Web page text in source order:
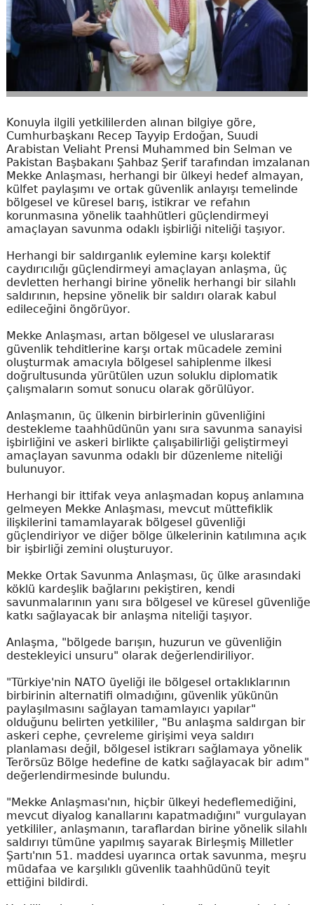
Konuyla ilgili yetkililerden alınan bilgiye göre,
Cumhurbaşkanı Recep Tayyip Erdoğan, Suudi
Arabistan Veliaht Prensi Muhammed bin Selman ve
Pakistan Başbakanı Şahbaz Şerif tarafından imzalanan
Mekke Anlaşması, herhangi bir ülkeyi hedef almayan,
külfet paylaşımı ve ortak güvenlik anlayışı temelinde
bölgesel ve küresel barış, istikrar ve refahın
korunmasına yönelik taahhütleri güçlendirmeyi
amaçlayan savunma odaklı işbirliği niteliği taşıyor.
Herhangi bir saldırganlık eylemine karşı kolektif
caydırıcılığı güçlendirmeyi amaçlayan anlaşma, üç
devletten herhangi birine yönelik herhangi bir silahlı
saldırının, hepsine yönelik bir saldırı olarak kabul
edileceğini öngörüyor.
Mekke Anlaşması, artan bölgesel ve uluslararası
güvenlik tehditlerine karşı ortak mücadele zemini
oluşturmak amacıyla bölgesel sahiplenme ilkesi
doğrultusunda yürütülen uzun soluklu diplomatik
çalışmaların somut sonucu olarak görülüyor.
Anlaşmanın, üç ülkenin birbirlerinin güvenliğini
destekleme taahhüdünün yanı sıra savunma sanayisi
işbirliğini ve askeri birlikte çalışabilirliği geliştirmeyi
amaçlayan savunma odaklı bir düzenleme niteliği
bulunuyor.
Herhangi bir ittifak veya anlaşmadan kopuş anlamına
gelmeyen Mekke Anlaşması, mevcut müttefiklik
ilişkilerini tamamlayarak bölgesel güvenliği
güçlendiriyor ve diğer bölge ülkelerinin katılımına açık
bir işbirliği zemini oluşturuyor.
Mekke Ortak Savunma Anlaşması, üç ülke arasındaki
köklü kardeşlik bağlarını pekiştiren, kendi
savunmalarının yanı sıra bölgesel ve küresel güvenliğe
katkı sağlayacak bir anlaşma niteliği taşıyor.
Anlaşma, "bölgede barışın, huzurun ve güvenliğin
destekleyici unsuru" olarak değerlendiriliyor.
"Türkiye'nin NATO üyeliği ile bölgesel ortaklıklarının
birbirinin alternatifi olmadığını, güvenlik yükünün
paylaşılmasını sağlayan tamamlayıcı yapılar"
olduğunu belirten yetkililer, "Bu anlaşma saldırgan bir
askeri cephe, çevreleme girişimi veya saldırı
planlaması değil, bölgesel istikrarı sağlamaya yönelik
Terörsüz Bölge hedefine de katkı sağlayacak bir adım"
değerlendirmesinde bulundu.
"Mekke Anlaşması'nın, hiçbir ülkeyi hedeflemediğini,
mevcut diyalog kanallarını kapatmadığını" vurgulayan
yetkililer, anlaşmanın, taraflardan birine yönelik silahlı
saldırıyı tümüne yapılmış sayarak Birleşmiş Milletler
Şartı'nın 51. maddesi uyarınca ortak savunma, meşru
müdafaa ve karşılıklı güvenlik taahhüdünü teyit
ettiğini bildirdi.